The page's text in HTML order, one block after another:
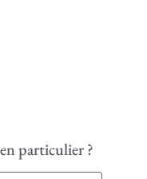
particulier ?